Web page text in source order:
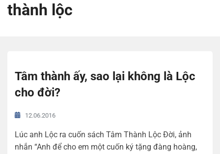
thành lộc
Tâm thành ấy, sao lại không là Lộc
cho đời?
12.06.2016
Lúc anh Lộc ra cuốn sách Tâm Thành Lộc Đời, ảnh
nhắn “Anh để cho em một cuốn ký tặng đàng hoàng,